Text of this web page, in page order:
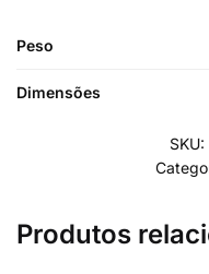
Peso
Dimensões
SKU:
Produtos